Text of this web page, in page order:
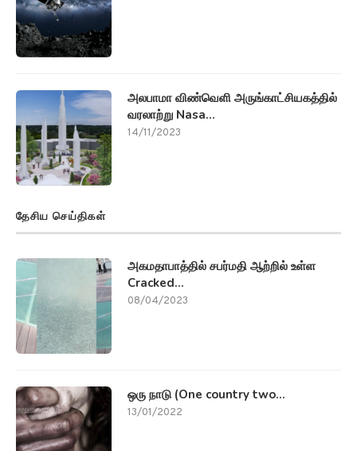
அலபாமா விண்வெளி அருங்காட்சியகத்தில்
வரலாற்று Nasa...
14/11/2023
தேசிய செய்திகள்
அகமதாபாத்தில் சபர்மதி ஆற்றில் உள்ள
Cracked...
08/04/2023
ஒரு நாடு (One country two...
13/01/2022